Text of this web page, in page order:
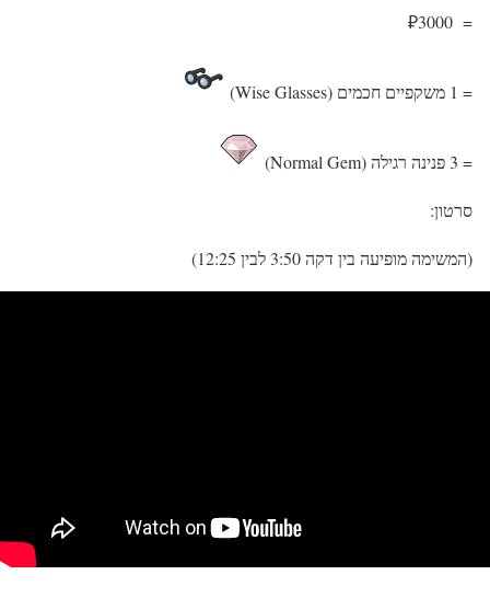
= ₽3000
= 1 משקפיים חכמים (Wise Glasses)
= 3 פנינה רגילה (Normal Gem)
סרטון:
(המשימה מופיעה בין דקה 3:50 לבין 12:25)